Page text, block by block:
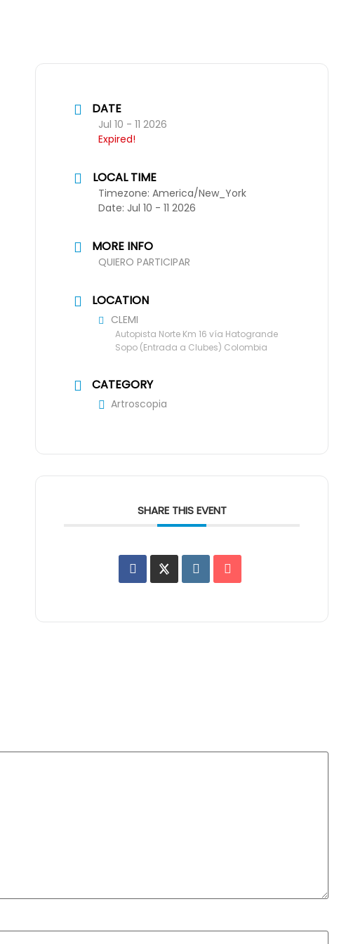
DATE
Jul 10 - 11 2026
Expired!
LOCAL TIME
Timezone: America/New_York
Date: Jul 10 - 11 2026
MORE INFO
QUIERO PARTICIPAR
LOCATION
CLEMI
Autopista Norte Km 16 vía Hatogrande
Sopo (Entrada a Clubes) Colombia
CATEGORY
Artroscopia
SHARE THIS EVENT